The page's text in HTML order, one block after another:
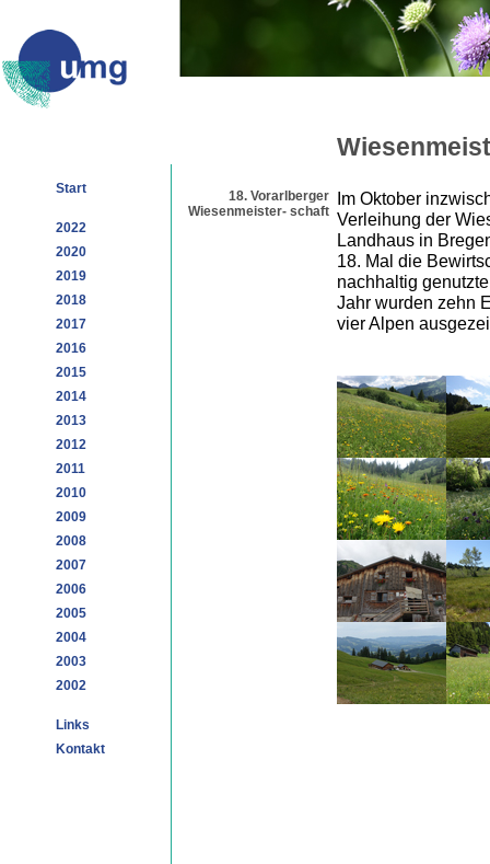
Start
2022
2020
2019
2018
2017
2016
2015
2014
2013
2012
2011
2010
2009
2008
2007
2006
2005
2004
2003
2002
Links
Kontakt
18. Vorarlberger
Wiesenmeister- schaft
Im Oktober
Verleihung der
Landhaus in
18. Mal die
nachhaltig
Jahr wurden zehn
vier Alpen